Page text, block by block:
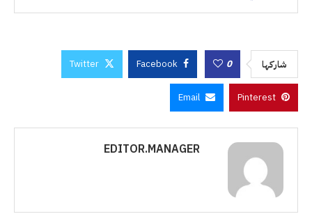
شاركها 0
Facebook
Twitter
Pinterest
Email
EDITOR.MANAGER